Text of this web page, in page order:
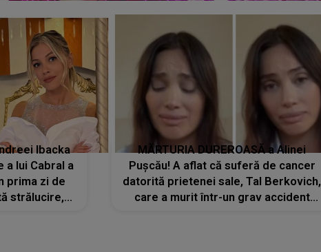
Ibacka
a lui Cabral a
prima zi de
strălucire,
MĂRTURIA DUREROASĂ a Alinei
Pușcău! A aflat că suferă de cancer
datorită prietenei sale, Tal Berkovich,
care a murit într-un grav accident